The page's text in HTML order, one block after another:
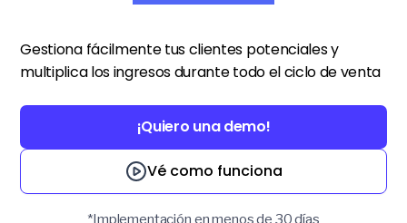
Gestiona fácilmente tus clientes potenciales y
multiplica los ingresos durante todo el ciclo de venta
¡Quiero una demo!
Vé como funciona
*Implementación en menos de 30 días